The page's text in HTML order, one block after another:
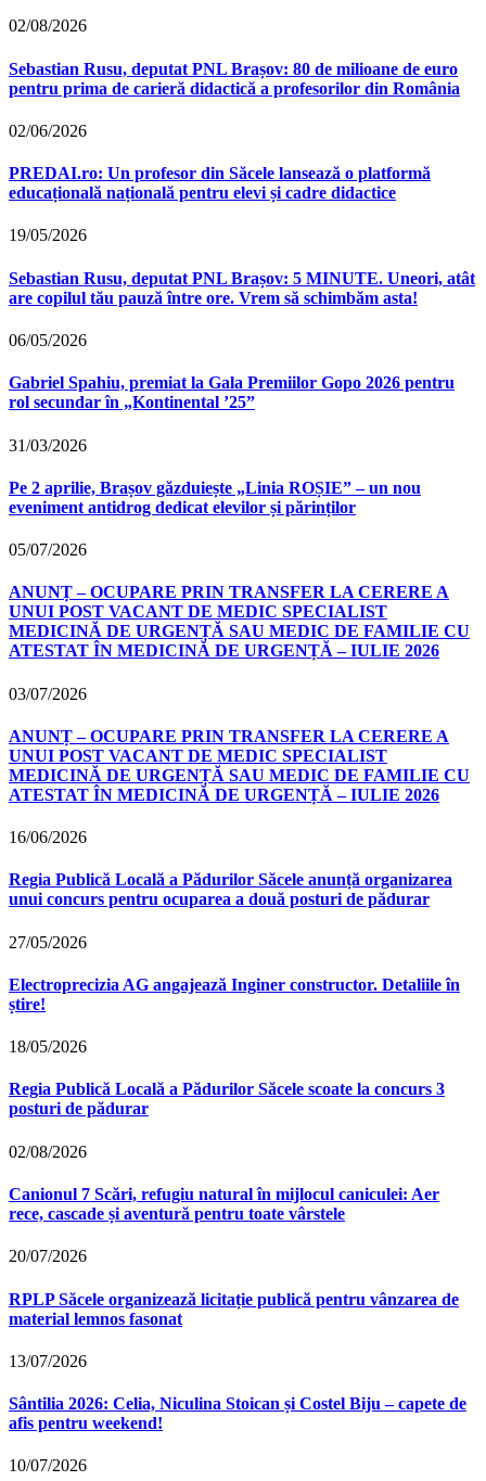
02/08/2026
Sebastian Rusu, deputat PNL Brașov: 80 de milioane de euro
pentru prima de carieră didactică a profesorilor din România
02/06/2026
PREDAI.ro: Un profesor din Săcele lansează o platformă
educațională națională pentru elevi și cadre didactice
19/05/2026
Sebastian Rusu, deputat PNL Brașov: 5 MINUTE. Uneori, atât
are copilul tău pauză între ore. Vrem să schimbăm asta!
06/05/2026
Gabriel Spahiu, premiat la Gala Premiilor Gopo 2026 pentru
rol secundar în „Kontinental ’25”
31/03/2026
Pe 2 aprilie, Brașov găzduiește „Linia ROȘIE” – un nou
eveniment antidrog dedicat elevilor și părinților
05/07/2026
ANUNȚ – OCUPARE PRIN TRANSFER LA CERERE A
UNUI POST VACANT DE MEDIC SPECIALIST
MEDICINĂ DE URGENȚĂ SAU MEDIC DE FAMILIE CU
ATESTAT ÎN MEDICINĂ DE URGENȚĂ – IULIE 2026
03/07/2026
ANUNȚ – OCUPARE PRIN TRANSFER LA CERERE A
UNUI POST VACANT DE MEDIC SPECIALIST
MEDICINĂ DE URGENȚĂ SAU MEDIC DE FAMILIE CU
ATESTAT ÎN MEDICINĂ DE URGENȚĂ – IULIE 2026
16/06/2026
Regia Publică Locală a Pădurilor Săcele anunță organizarea
unui concurs pentru ocuparea a două posturi de pădurar
27/05/2026
Electroprecizia AG angajează Inginer constructor. Detaliile în
știre!
18/05/2026
Regia Publică Locală a Pădurilor Săcele scoate la concurs 3
posturi de pădurar
02/08/2026
Canionul 7 Scări, refugiu natural în mijlocul caniculei: Aer
rece, cascade și aventură pentru toate vârstele
20/07/2026
RPLP Săcele organizează licitație publică pentru vânzarea de
material lemnos fasonat
13/07/2026
Sântilia 2026: Celia, Niculina Stoican și Costel Biju – capete de
afis pentru weekend!
10/07/2026